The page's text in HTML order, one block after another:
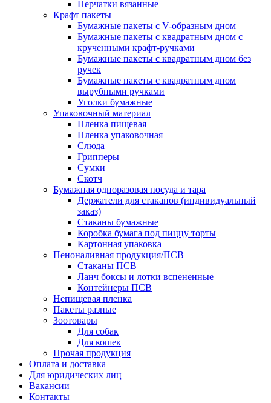
Перчатки вязанные
Крафт пакеты
Бумажные пакеты с V-образным дном
Бумажные пакеты с квадратным дном с
крученными крафт-ручками
Бумажные пакеты с квадратным дном без
ручек
Бумажные пакеты с квадратным дном
вырубными ручками
Уголки бумажные
Упаковочный материал
Пленка пищевая
Пленка упаковочная
Слюда
Грипперы
Сумки
Скотч
Бумажная одноразовая посуда и тара
Держатели для стаканов (индивидуальный
заказ)
Стаканы бумажные
Коробка бумага под пиццу торты
Картонная упаковка
Пеноналивная продукция/ПСВ
Стаканы ПСВ
Ланч боксы и лотки вспененные
Контейнеры ПСВ
Непищевая пленка
Пакеты разные
Зоотовары
Для собак
Для кошек
Прочая продукция
Оплата и доставка
Для юридических лиц
Вакансии
Контакты